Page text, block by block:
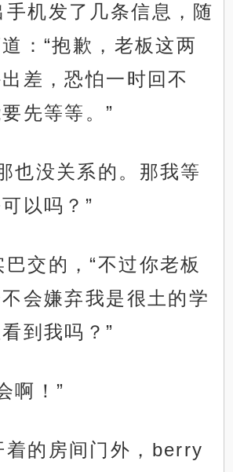
手机发了几条信息，随
：“抱歉，老板这两
差，恐怕一时回不
先等等。”
也没关系的。那我等
以吗？”
交的，“不过你老板
会嫌弃我是很土的学
到我吗？”
啊！”
着的房间门外，berry